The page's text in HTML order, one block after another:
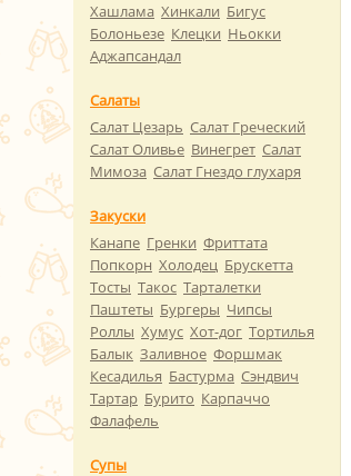
Хашлама Хинкали Бигус
Болоньезе Клецки Ньокки
Аджапсандал
Салаты
Салат Цезарь Салат Греческий
Салат Оливье Винегрет Салат
Мимоза Салат Гнездо глухаря
Закуски
Канапе Гренки Фриттата
Попкорн Холодец Брускетта
Тосты Такос Тарталетки
Паштеты Бургеры Чипсы
Роллы Хумус Хот-дог Тортилья
Балык Заливное Форшмак
Кесадилья Бастурма Сэндвич
Тартар Бурито Карпаччо
Фалафель
Супы